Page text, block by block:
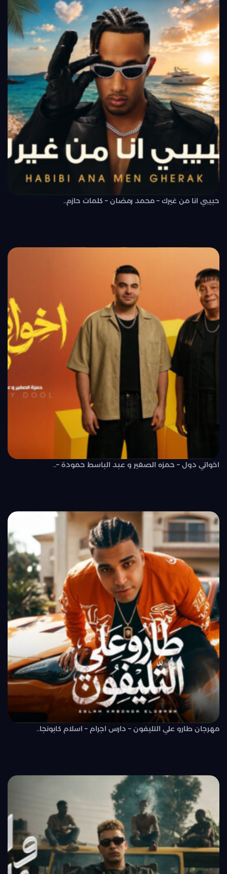
حبيبي انا من غيرك – محمد رمضان – كلمات حازم..
اخواتي دول – حمزه الصغير و عبد الباسط حمودة –..
مهرجان طارو علي التليفون – دارس اجرام – اسلام كابونجا..